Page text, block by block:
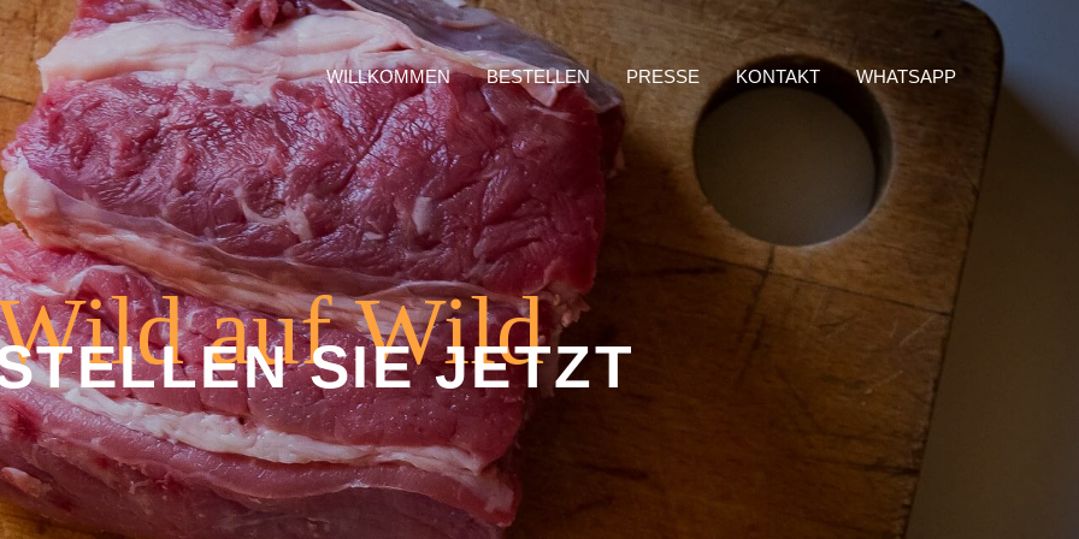
WILLKOMMEN BESTELLEN PRESSE KONTAKT WHATSAPP
auf Wild
SIE JETZT